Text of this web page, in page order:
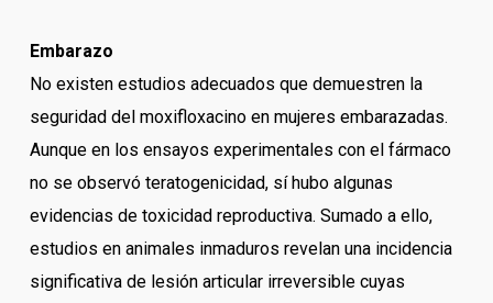
Embarazo
No existen estudios adecuados que demuestren la
seguridad del moxifloxacino en mujeres embarazadas.
Aunque en los ensayos experimentales con el fármaco
no se observó teratogenicidad, sí hubo algunas
evidencias de toxicidad reproductiva. Sumado a ello,
estudios en animales inmaduros revelan una incidencia
significativa de lesión articular irreversible cuyas